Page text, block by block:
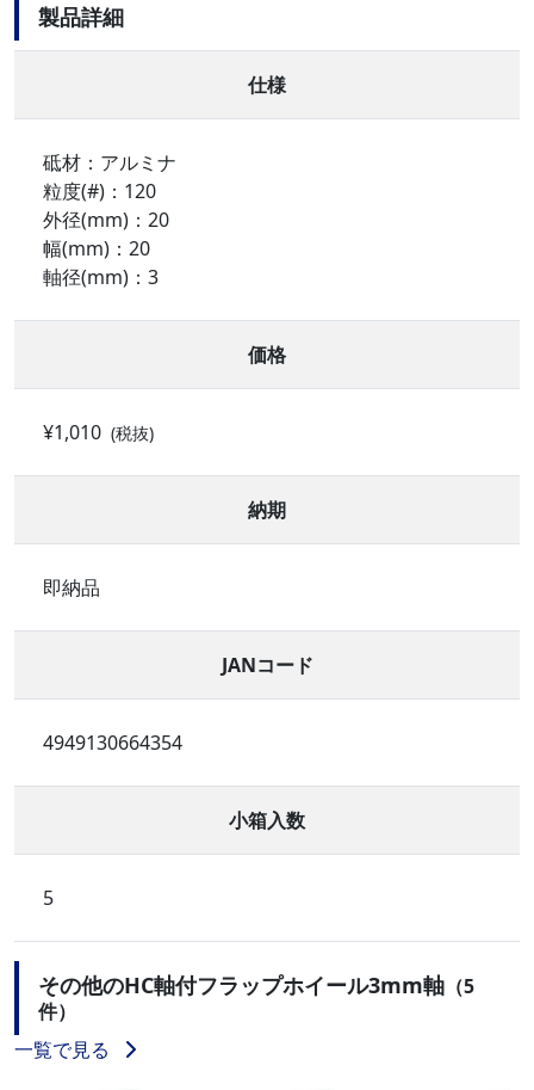
製品詳細
仕様
砥材：アルミナ
粒度(#)：120
外径(mm)：20
幅(mm)：20
軸径(mm)：3
価格
¥1,010 (税抜)
納期
即納品
JANコード
4949130664354
小箱入数
5
その他のHC軸付フラップホイール3mm軸 （5
件）
一覧で見る